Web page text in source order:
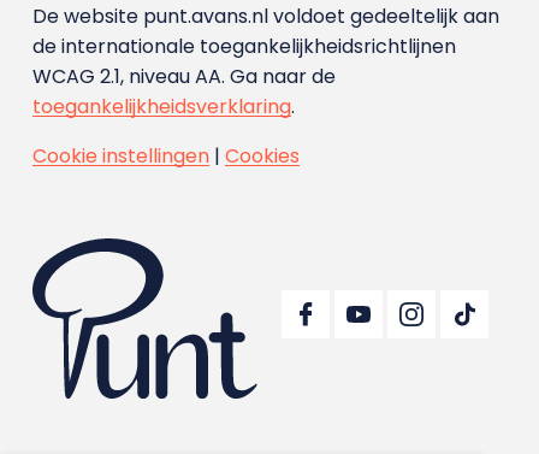
De website punt.avans.nl voldoet gedeeltelijk aan
de internationale toegankelijkheidsrichtlijnen
WCAG 2.1, niveau AA. Ga naar de
toegankelijkheidsverklaring.
Cookie instellingen| Cookies